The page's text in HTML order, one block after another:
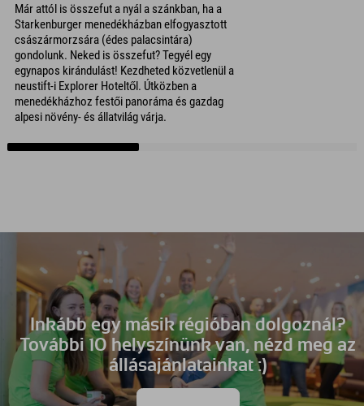
Már attól is összefut a nyál a szánkban, ha a
Starkenburger menedékházban elfogyasztott
császármorzsára (édes palacsintára)
gondolunk. Neked is összefut? Tegyél egy
egynapos kirándulást! Kezdheted közvetlenül a
neustift-i Explorer Hoteltől. Útközben a
menedékházhoz festői panoráma és gazdag
alpesi növény- és állatvilág várja.
Inkább egy másik régióban dolgoznál?
További 10 helyszínünk van, nézd meg az
állásajánlatainkat :)